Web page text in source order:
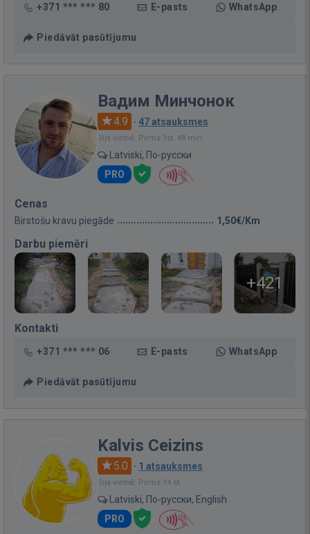
+371 *** *** 80 E-pasts WhatsApp
Piedāvāt pasūtījumu
Вадим Минчонок
4.9 · 47 atsauksmes
Bija vietnē: Pirms 1st. 48 min.
Latviski, По-русски
PRO
Cenas
Birstošu kravu piegāde 1,50€/Km
Darbu piemēri
+421
Kontakti
+371 *** *** 06 E-pasts WhatsApp
Piedāvāt pasūtījumu
Kalvis Ceizins
5.0 · 1 atsauksmes
Bija vietnē: Pirms 14 st.
Latviski, По-русски, English
PRO